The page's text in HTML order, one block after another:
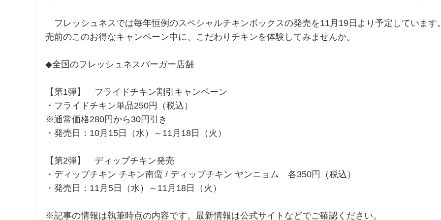
フレッシュネスでは毎年恒例のスペシャルチキンボックスの発売を11月19日より予定しています
売前のこのお得なキャンペーン中に、こだわりチキンを体験してみませんか。
◆全国のフレッシュネスバーガー店舗
【第1弾】 フライドチキン割引キャンペーン
・フライドチキン単品250円（税込）
※通常価格280円から30円引き
・発売日：10月15日（水）～11月18日（火）
【第2弾】 ディップチキン発売
・ディップチキン チキン南蛮 / ディップチキン ヤンニョム 各350円（税込）
・発売日：11月5日（水）～11月18日（火）
※記事の情報は執筆時点の内容です。最新情報は公式サイトなどでご確認ください。